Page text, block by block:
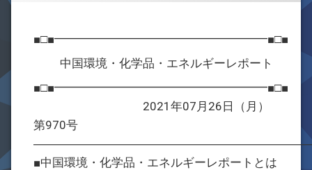
■□■━━━━━━━━━━━━━━━━━━■□■
中国環境・化学品・エネルギーレポート
■□■━━━━━━━━━━━━━━━━━━■□■
2021年07月26日（月）
第970号
■中国環境・化学品・エネルギーレポートとは